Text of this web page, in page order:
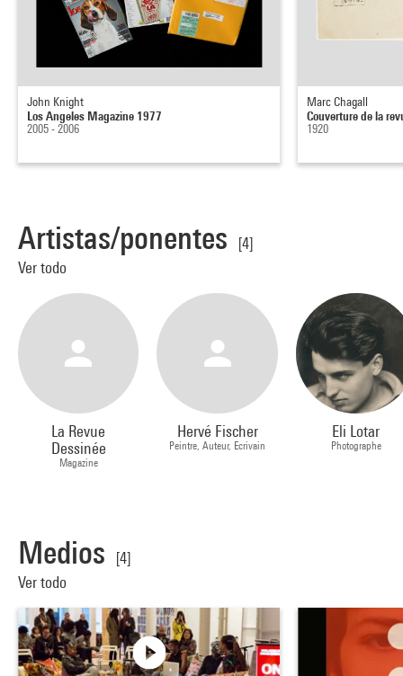
John Knight
Los Angeles Magazine 1977
2005 - 2006
Marc Chagall
Couverture de la
1920
Artistas/ponentes
[4]
Ver todo
La Revue
Dessinée
Magazine
Hervé Fischer
Peintre, Auteur, Ecrivain
Eli Lotar
Photographe
Medios
[4]
Ver todo